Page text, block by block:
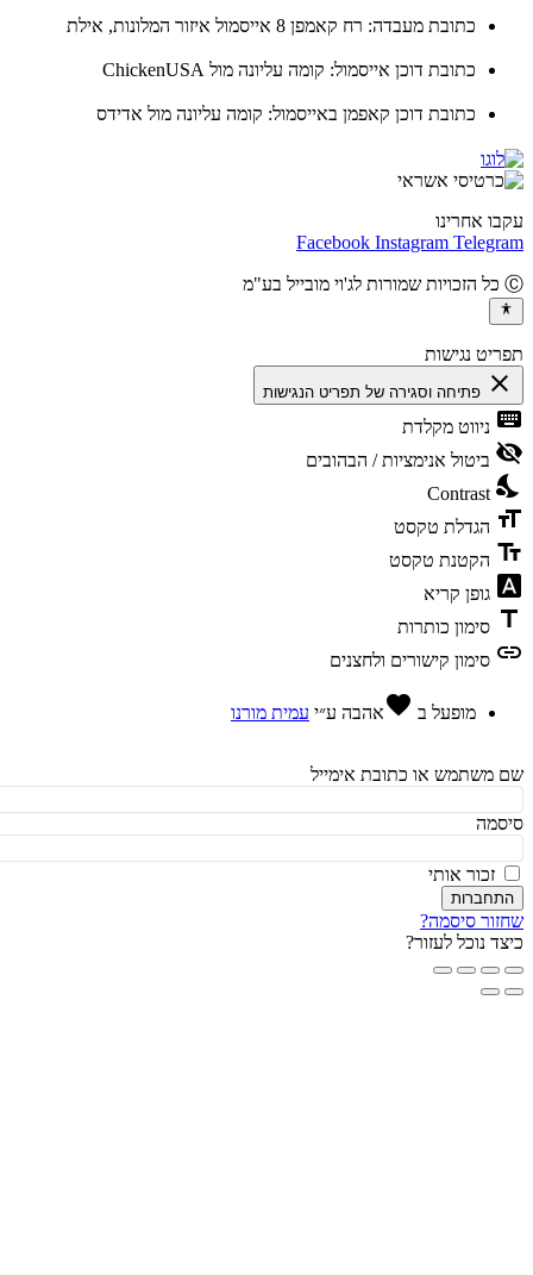
כתובת מעבדה: רח קאמפן 8 אייסמול איזור המלונות, אילת
כתובת דוכן אייסמול: קומה עליונה מול ChickenUSA
כתובת דוכן קאפמן באייסמול: קומה עליונה מול אדידס
אחרינו
Facebook Instagram
נגישות
פתיחה וסגירה של תפריט הנגישות
ניווט מקלדת
ביטול אנימציות / הבהובים
Contrast
הגדלת טקסט
הקטנת טקסט
גופן קריא
סימון כותרות
סימון קישורים ולחצנים
מופעל בfavorite אהבהע״י עמית מורנו
או כתובת אימייל
זכור אותי
סיסמה?
נוכל לעזור?